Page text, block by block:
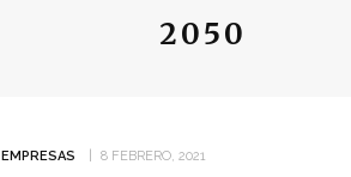
2050
EMPRESAS 8 FEBRERO, 2021